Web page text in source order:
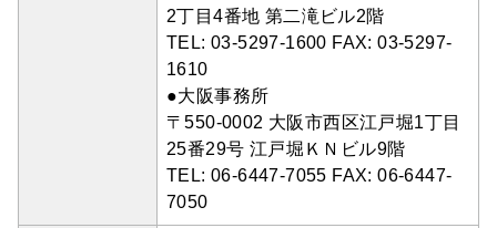
2丁目4番地 第二滝ビル2階
TEL: 03-5297-1600 FAX: 03-5297-
1610
●大阪事務所
〒550-0002 大阪市西区江戸堀1丁目
25番29号 江戸堀ＫＮビル9階
TEL: 06-6447-7055 FAX: 06-6447-
7050